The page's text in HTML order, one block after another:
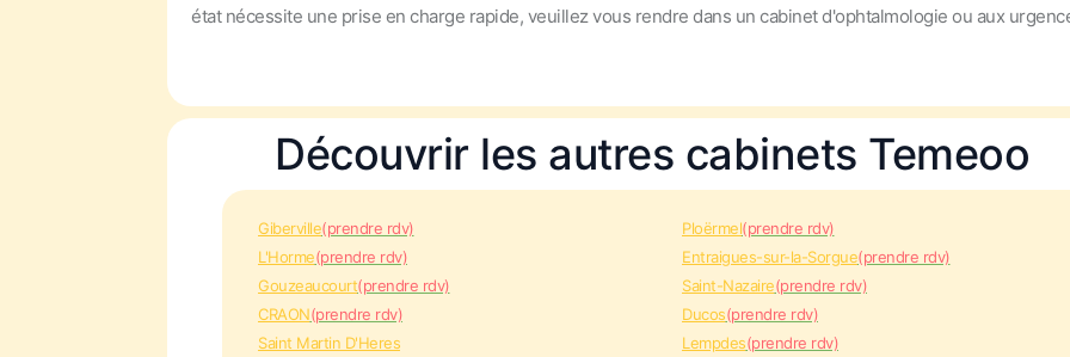
état nécessite une prise en charge rapide, veuillez vous rendre dans un cabinet d'ophtalmologie ou aux
Découvrir les autres cabinets Temeoo
Giberville(prendre rdv) Ploërmel(prendre rdv)
L'Horme(prendre rdv) Entraigues-sur-la-Sorgue(prendre rdv)
Gouzeaucourt(prendre rdv) Saint-Nazaire(prendre rdv)
CRAON(prendre rdv) Ducos(prendre rdv)
Saint Martin D'Heres
Lempdes(prendre rdv)